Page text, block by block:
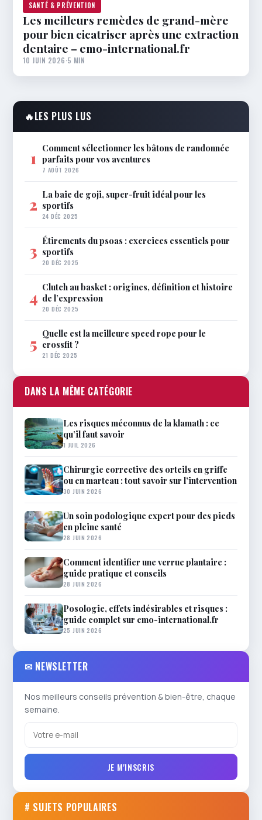
SANTÉ & PRÉVENTION
Les meilleurs remèdes de grand-mère
pour bien cicatriser après une extraction
dentaire – emo-international.fr
10 JUIN 2026·5 MIN
🔥LES PLUS LUS
1 Comment sélectionner les bâtons de randonnée
parfaits pour vos aventures
7 AOÛT 2026
2 La baie de goji, super-fruit idéal pour les
sportifs
24 DÉC 2025
3 Étirements du psoas : exercices essentiels pour
sportifs
20 DÉC 2025
4 Clutch au basket : origines, définition et histoire
de l’expression
20 DÉC 2025
5 Quelle est la meilleure speed rope pour le
crossfit ?
21 DÉC 2025
DANS LA MÊME CATÉGORIE
Les risques méconnus de la klamath : ce
qu’il faut savoir
1 JUIL 2026
Chirurgie corrective des orteils en griffe
ou en marteau : tout savoir sur l’intervention
30 JUIN 2026
Un soin podologique expert pour des pieds
en pleine santé
28 JUIN 2026
Comment identifier une verrue plantaire :
guide pratique et conseils
28 JUIN 2026
Posologie, effets indésirables et risques :
guide complet sur emo-international.fr
25 JUIN 2026
✉ NEWSLETTER
Nos meilleurs conseils prévention & bien-être, chaque
semaine.
JE M'INSCRIS
# SUJETS POPULAIRES